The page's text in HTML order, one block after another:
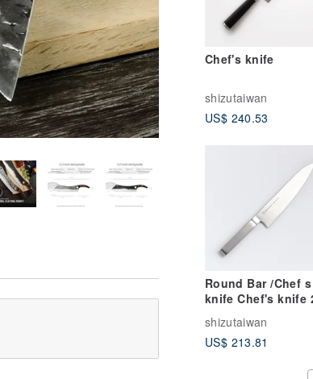
Chef's knife
shizutaiwan
US$ 240.53
Round Bar /Chef s
knife Chef's knife
cm
shizutaiwan
US$ 213.81